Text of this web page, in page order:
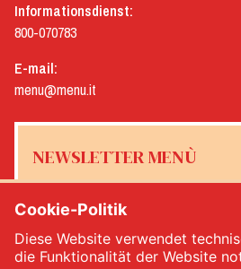
Informationsdienst:
800-070783
E-mail:
menu@menu.it
NEWSLETTER MENÙ
Ja, ich möchte den Newsletter von
Cookie-Politik
Diese Website verwendet
die Funktionalität der Website